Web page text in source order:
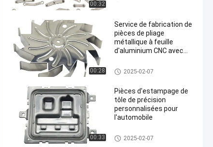
00:32
00:28
Service de fabrication de
pièces de pliage
métallique à feuille
d'aluminium CNC avec
Pièces de pliage en tôle
2025-02-07
00:33
Pièces d'estampage de
tôle de précision
personnalisées pour
l'automobile
estampillage de tôle de précisi
on
2025-02-07